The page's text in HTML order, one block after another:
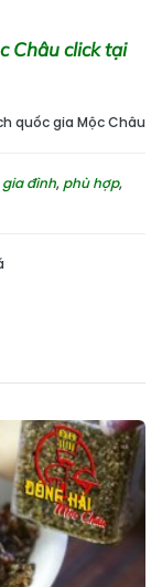
Châu click tại
quốc gia Mộc Châu
gia đình,phù hợp,